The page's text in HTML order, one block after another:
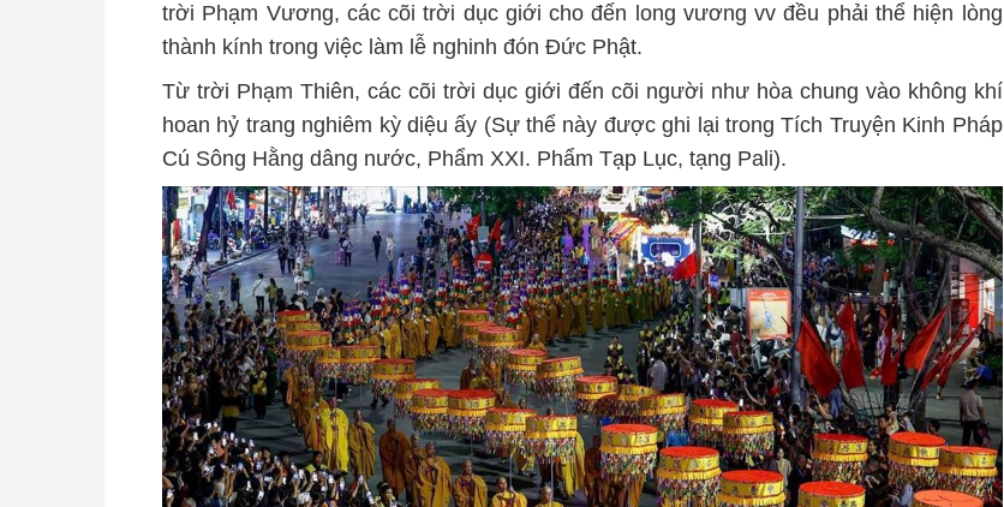
trời Phạm Vương, các cõi trời dục giới cho đến long vương vv đều phải thể hiện lòng
thành kính trong việc làm lễ nghinh đón Đức Phật.
Từ trời Phạm Thiên, các cõi trời dục giới đến cõi người như hòa chung vào không khí
hoan hỷ trang nghiêm kỳ diệu ấy (Sự thể này được ghi lại trong Tích Truyện Kinh Pháp
Cú Sông Hằng dâng nước, Phẩm XXI. Phẩm Tạp Lục, tạng Pali).